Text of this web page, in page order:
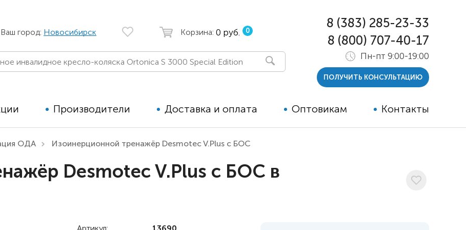
Ваш город: Новосибирск Корзина: 0 руб. 0
Коляски для детей с ДЦП
Детские вертикализаторы
Тренажёры
Производители Доставка и оплата Оптовикам Контакты
8 (383) 285-23-33
8 (800) 707-40-17
Пн-пт 9:00-19:00
ПОЛУЧИТЬ КОНСУЛЬТАЦИЮ
ОДА Изоинерционной тренажёр Desmotec V.Plus с БОС
Desmotec V.Plus с БОС в